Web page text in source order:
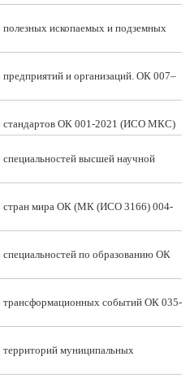
ископаемых и подземных
и организаций. ОК 007–
стандартов ОК 001-2021 (ИСО МКС)
высшей научной
стран мира ОК (МК (ИСО 3166) 004-
по образованию ОК
трансформационных событий ОК 035-
муниципальных